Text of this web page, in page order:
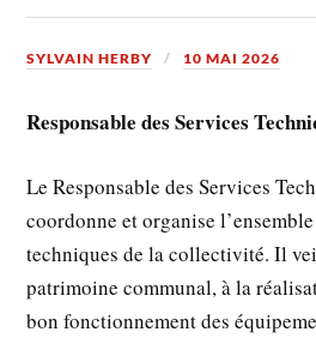
SYLVAIN HERBY 10 MAI 2026
Responsable des Services
Le Responsable des Services
coordonne et organise
techniques de la collectivité. Il
patrimoine communal, à la
bon fonctionnement des